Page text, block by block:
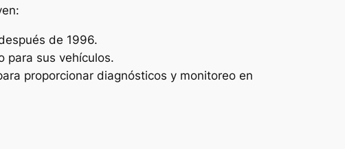
de 1996.
para sus vehículos.
proporcionar diagnósticos y monitoreo en